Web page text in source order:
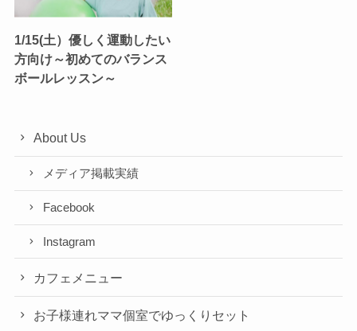
1/15(土）優しく運動したい
方向け～初めてのバランス
ボールレッスン～
About Us
メディア掲載実績
Facebook
Instagram
カフェメニュー
お子様連れママ個室でゆっくりセット